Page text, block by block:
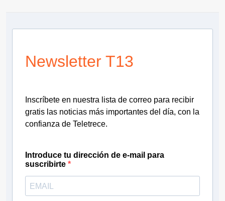
Newsletter T13
Inscríbete en nuestra lista de correo para recibir
gratis las noticias más importantes del día, con la
confianza de Teletrece.
Introduce tu dirección de e-mail para
suscribirte